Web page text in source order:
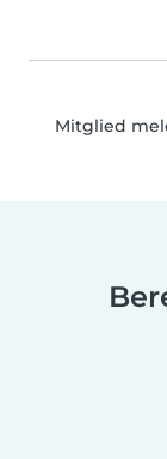
Mitglied